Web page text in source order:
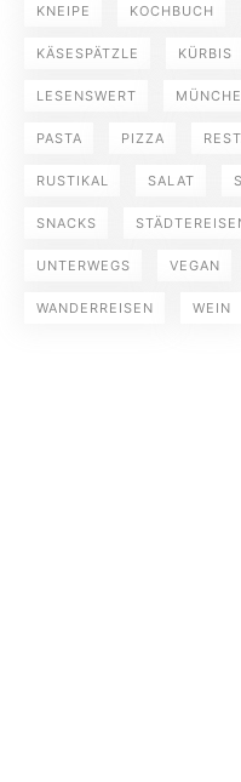
KNEIPE KOCHBUCH
KÄSESPÄTZLE KÜRBIS
LESENSWERT
PASTA PIZZA
RUSTIKAL SALAT
SNACKS
UNTERWEGS VEGAN
WANDERREISEN WEIN